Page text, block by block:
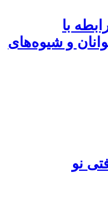
با
و شیوه‌های
نو